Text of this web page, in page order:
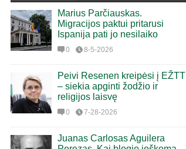
Marius Parčiauskas.
Migracijos paktui pritarusi
Ispanija pati jo nesilaiko
0 8-5-2026
Peivi Resenen kreipėsi į EŽTT
– siekia apginti žodžio ir
religijos laisvę
0 7-28-2026
Juanas Carlosas Aguilera